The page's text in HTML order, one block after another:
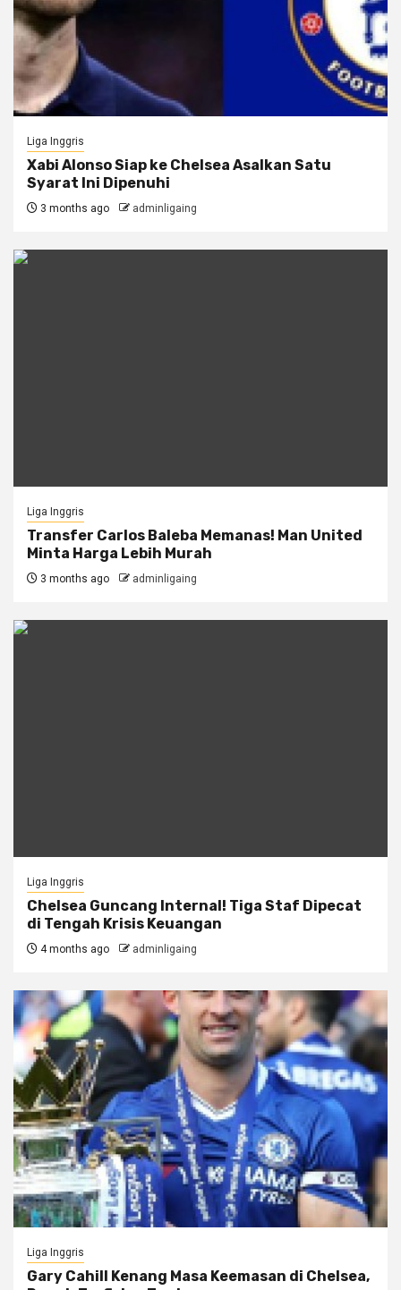
Liga Inggris
Xabi Alonso Siap ke Chelsea Asalkan Satu
Syarat Ini Dipenuhi
3 months ago adminligaing
Liga Inggris
Transfer Carlos Baleba Memanas! Man United
Minta Harga Lebih Murah
3 months ago adminligaing
Liga Inggris
Chelsea Guncang Internal! Tiga Staf Dipecat
di Tengah Krisis Keuangan
4 months ago adminligaing
Liga Inggris
Gary Cahill Kenang Masa Keemasan di Chelsea,